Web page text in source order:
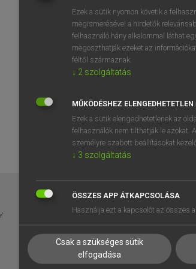
BELÉPÉS
EGYÉNI FELHASZNÁLÓKNAK
TANULÓKNAK
VÁLLALATI MEGOLDÁSOK
SÚGÓ
RÓLUNK
SÜTI
Ezek a sütik nyomon követik a
megismerésével a hirdetők
felhasználó hány alkalommal láthat
megoszthatják ezeket az
féltől származnak.
↓ 2 szolgáltatás
MŰKÖDÉSHEZ ELENGEDHETETLEN
Ezek a sütik elengedhetetlenek az
felhasználók nem tilthatják le azokat.
személyre szabott beállításokat
↓ 3 szolgáltatás
ÖSSZES APP ÁTKAPCSOLÁSA
Használja ezt a kapcsolót az összes
Csak a szükséges sütik
elfogadása